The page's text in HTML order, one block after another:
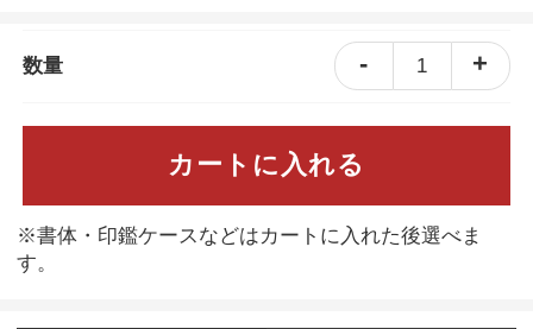
数量 - 1 +
カートに入れる
※書体・印鑑ケースなどはカートに入れた後選べま
す。